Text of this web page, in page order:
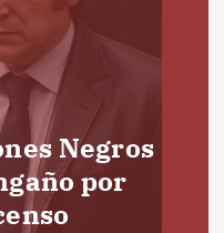
Negros
por